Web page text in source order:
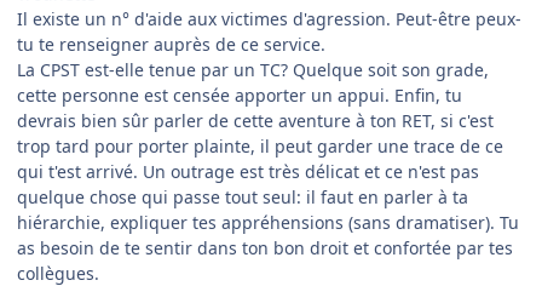
Il existe un n° d'aide aux victimes d'agression. Peut-être peux-
tu te renseigner auprès de ce service.
La CPST est-elle tenue par un TC? Quelque soit son grade,
cette personne est censée apporter un appui. Enfin, tu
devrais bien sûr parler de cette aventure à ton RET, si c'est
trop tard pour porter plainte, il peut garder une trace de ce
qui t'est arrivé. Un outrage est très délicat et ce n'est pas
quelque chose qui passe tout seul: il faut en parler à ta
hiérarchie, expliquer tes appréhensions (sans dramatiser). Tu
as besoin de te sentir dans ton bon droit et confortée par tes
collègues.